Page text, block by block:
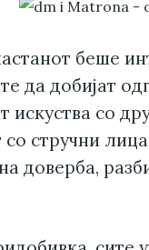
беше
да добијат
искуства со
стручни
доверба,